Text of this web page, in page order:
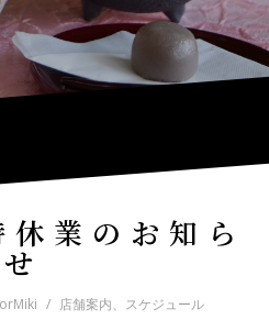
業のお知ら
せ
店舗案内、 スケジュール